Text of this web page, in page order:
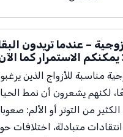
– عندما تريدون
يمكنكم الاستمرار كما
مناسبة للأزواج الذين
لكنهم يشعرون أن نمط
من التوتر أو الألم:
متبادلة، اختلافات